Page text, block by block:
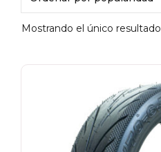
Mostrando el único resultado